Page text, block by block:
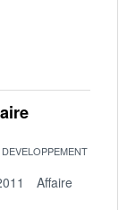
Affaire